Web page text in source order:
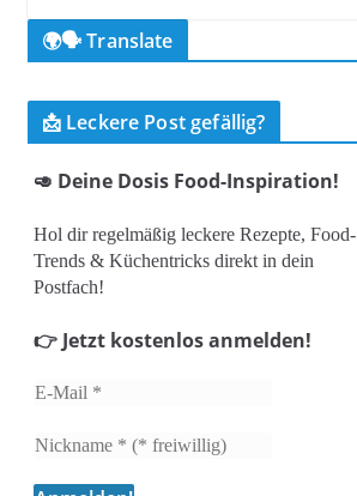
🌍🗣️ Translate
📩 Leckere Post gefällig?
🥑 Deine Dosis Food-Inspiration!
Hol dir regelmäßig leckere Rezepte, Food-
Trends & Küchentricks direkt in dein
Postfach!
👉 Jetzt kostenlos anmelden!